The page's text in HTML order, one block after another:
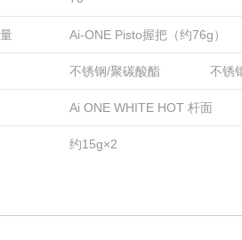
Ai-ONE Pisto握把（约76g）
不锈钢/聚碳酸酯 不锈
Ai ONE WHITE HOT 杆面
约15g×2